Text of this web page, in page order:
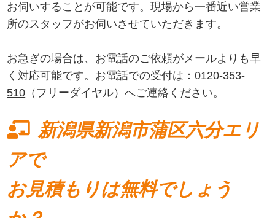
お伺いすることが可能です。現場から一番近い営業
所のスタッフがお伺いさせていただきます。
お急ぎの場合は、お電話のご依頼がメールよりも早
く対応可能です。お電話での受付は：0120-353-
510 （フリーダイヤル）へご連絡ください。
新潟県新潟市蒲区六分エリ
アで
お見積もりは無料でしょう